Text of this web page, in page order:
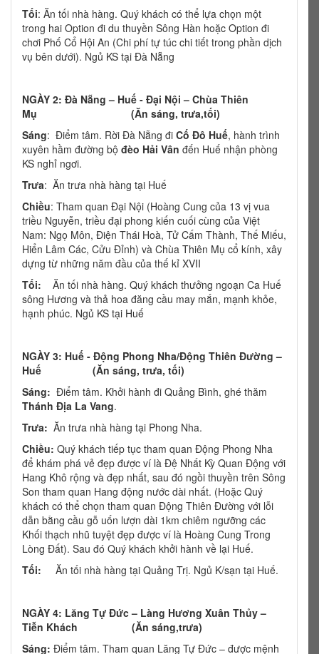
Tối: Ăn tối nhà hàng. Quý khách có thể lựa chọn một
trong hai Option đi du thuyền Sông Hàn hoặc Option đi
chơi Phố Cổ Hội An (Chi phí tự túc chi tiết trong phần dịch
vụ bên dưới). Ngủ KS tại Đà Nẵng
NGÀY 2: Đà Nẵng – Huế - Đại Nội – Chùa Thiên
Mụ (Ăn sáng, trưa,tối)
Sáng: Điểm tâm. Rời Đà Nẵng đi Cố Đô Huế, hành trình
xuyên hầm đường bộ đèo Hải Vân đến Huế nhận phòng
KS nghỉ ngơi.
Trưa: Ăn trưa nhà hàng tại Huế
Chiều: Tham quan Đại Nội (Hoàng Cung của 13 vị vua
triều Nguyễn, triều đại phong kiến cuối cùng của Việt
Nam: Ngọ Môn, Điện Thái Hoà, Tử Cấm Thành, Thế Miếu,
Hiển Lâm Các, Cửu Đỉnh) và Chùa Thiên Mụ cổ kính, xây
dựng từ những năm đầu của thế kỉ XVII
Tối: Ăn tối nhà hàng. Quý khách thưởng ngoạn Ca Huế
sông Hương và thả hoa đăng cầu may mắn, mạnh khỏe,
hạnh phúc. Ngủ KS tại Huế
NGÀY 3: Huế - Động Phong Nha/Động Thiên Đường –
Huế (Ăn sáng, trưa, tối)
Sáng: Điểm tâm. Khởi hành đi Quảng Bình, ghé thăm
Thánh Địa La Vang.
Trưa: Ăn trưa nhà hàng tại Phong Nha.
Chiều: Quý khách tiếp tục tham quan Động Phong Nha
để khám phá vẻ đẹp được ví là Đệ Nhất Kỳ Quan Động với
Hang Khô rộng và đẹp nhất, sau đó ngồi thuyền trên Sông
Son tham quan Hang động nước dài nhất. (Hoặc Quý
khách có thể chọn tham quan Động Thiên Đường với lỗi
dẫn bằng cầu gỗ uốn lượn dài 1km chiêm ngưỡng các
Khối thạch nhũ tuyệt đẹp được ví là Hoàng Cung Trong
Lòng Đất). Sau đó Quý khách khởi hành về lại Huế.
Tối: Ăn tối nhà hàng tại Quảng Trị. Ngủ K/sạn tại Huế.
NGÀY 4: Lăng Tự Đức – Làng Hương Xuân Thủy –
Tiễn Khách (Ăn sáng,trưa)
Sáng: Điểm tâm. Tham quan Lăng Tự Đức – được mệnh